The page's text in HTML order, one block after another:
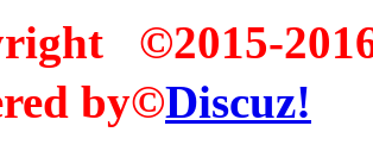
©2015-
by©Discuz!